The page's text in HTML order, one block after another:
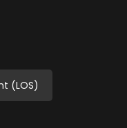
(LOS)